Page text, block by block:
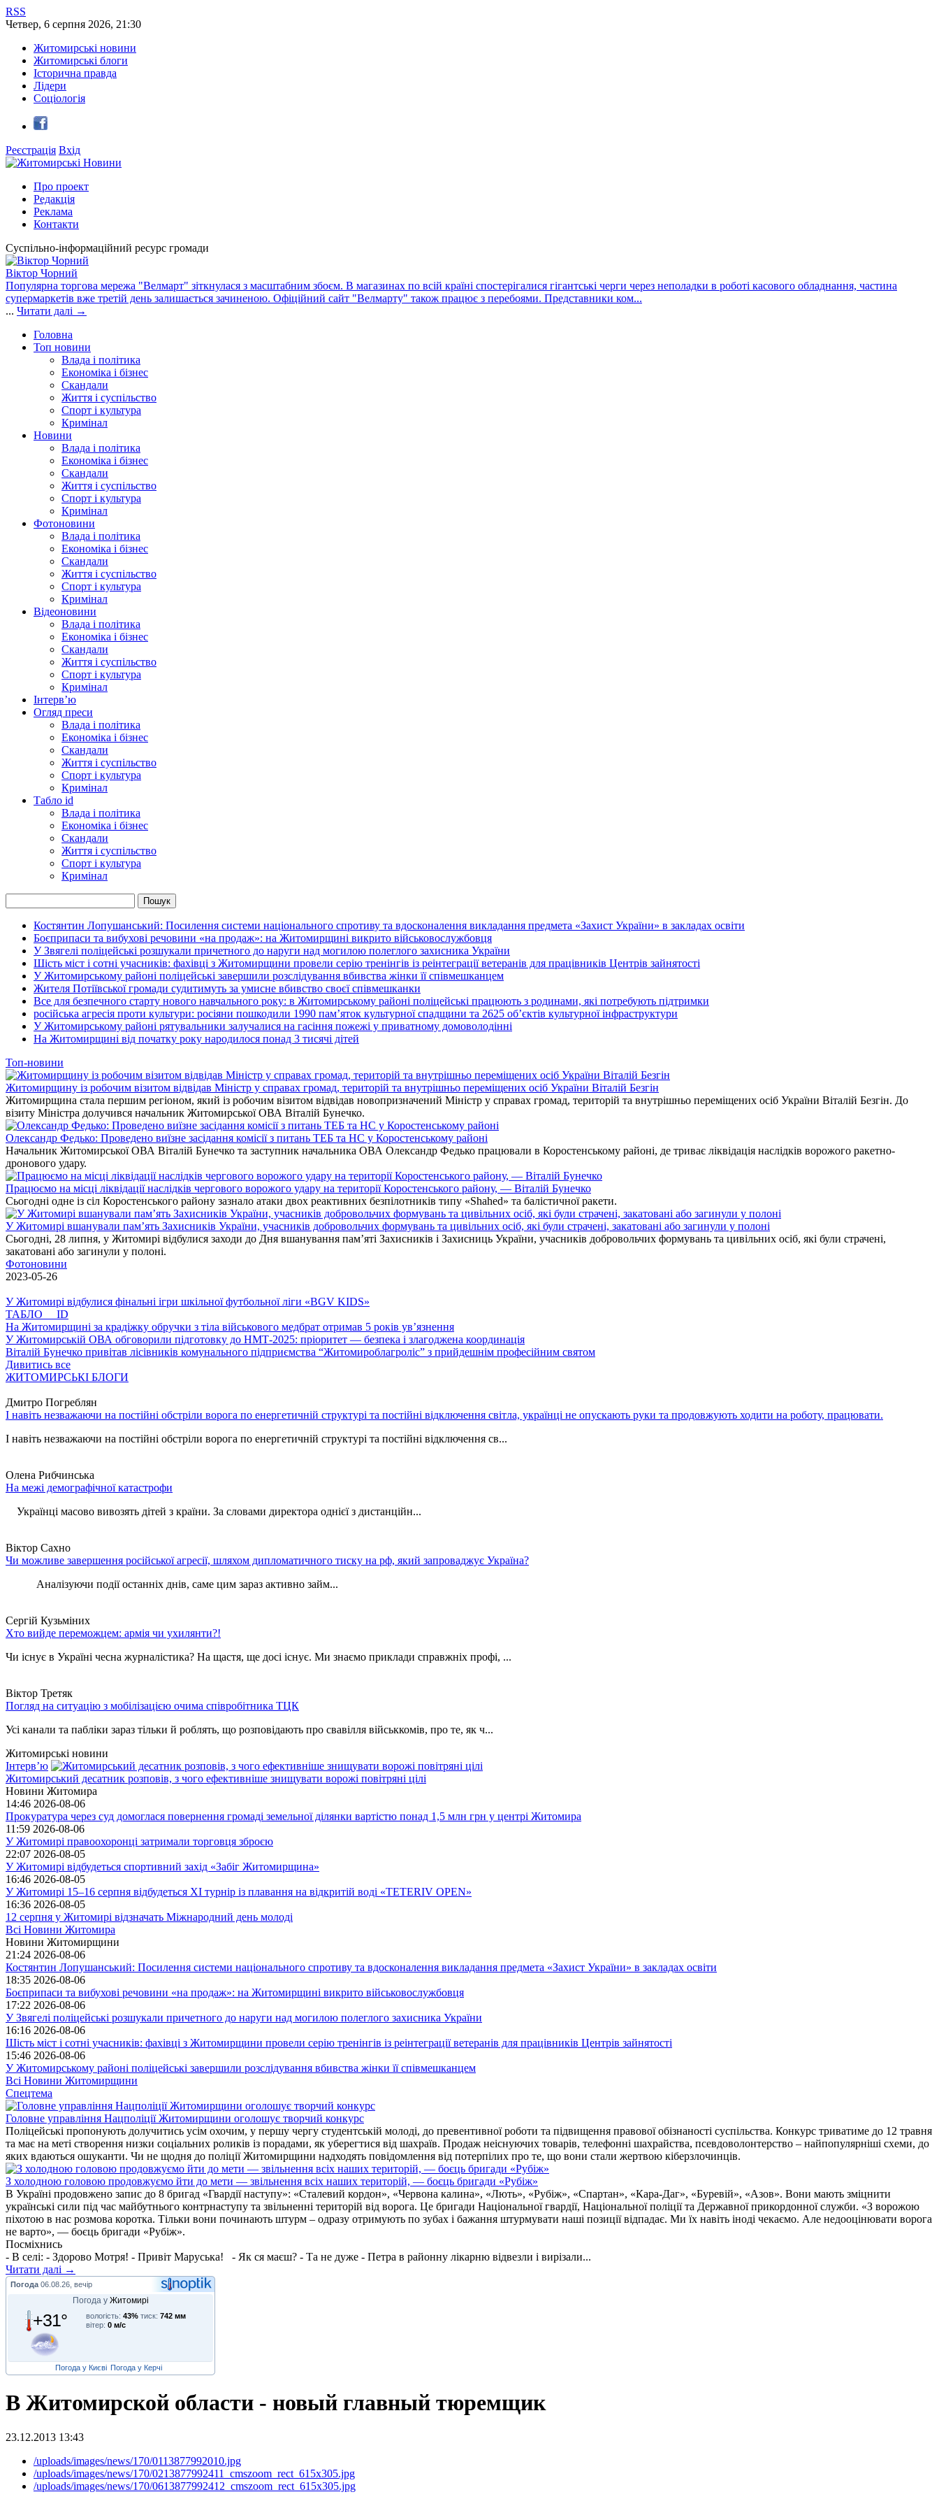
RSS
Четвер, 6 серпня 2026, 21:30
Житомирські новини
Житомирські блоги
Історична правда
Лідери
Соціологія
Реєстрація Вхід
Про проект
Редакція
Реклама
Контакти
Суспільно-інформаційний ресурс громади
Віктор Чорний
Популярна торгова мережа "Велмарт" зіткнулася з масштабним збоєм. В магазинах по всій країні спостерігалися гігантські черги через неполадки в роботі касового обладнання, частина
супермаркетів вже третій день залишається зачиненою. Офіційний сайт "Велмарту" також працює з перебоями. Представники ком...
... Читати далі →
Головна
Топ новини
Влада і політика
Економіка і бізнес
Скандали
Життя і суспільство
Спорт і культура
Кримінал
Новини
Влада і політика
Економіка і бізнес
Скандали
Життя і суспільство
Спорт і культура
Кримінал
Фотоновини
Влада і політика
Економіка і бізнес
Скандали
Життя і суспільство
Спорт і культура
Кримінал
Відеоновини
Влада і політика
Економіка і бізнес
Скандали
Життя і суспільство
Спорт і культура
Кримінал
Інтерв’ю
Огляд преси
Влада і політика
Економіка і бізнес
Скандали
Життя і суспільство
Спорт і культура
Кримінал
Табло id
Влада і політика
Економіка і бізнес
Скандали
Життя і суспільство
Спорт і культура
Кримінал
Костянтин Лопушанський: Посилення системи національного спротиву та вдосконалення викладання предмета «Захист України» в закладах освіти
Боєприпаси та вибухові речовини «на продаж»: на Житомирщині викрито військовослужбовця
У Звягелі поліцейські розшукали причетного до наруги над могилою полеглого захисника України
Шість міст і сотні учасників: фахівці з Житомирщини провели серію тренінгів із реінтеграції ветеранів для працівників Центрів зайнятості
У Житомирському районі поліцейські завершили розслідування вбивства жінки її співмешканцем
Жителя Потіївської громади судитимуть за умисне вбивство своєї співмешканки
Все для безпечного старту нового навчального року: в Житомирському районі поліцейські працюють з родинами, які потребують підтримки
російська агресія проти культури: росіяни пошкодили 1990 пам’яток культурної спадщини та 2625 об’єктів культурної інфраструктури
У Житомирському районі рятувальники залучалися на гасіння пожежі у приватному домоволодінні
На Житомирщині від початку року народилося понад 3 тисячі дітей
Топ-новини
Житомирщину із робочим візитом відвідав Міністр у справах громад, територій та внутрішньо переміщених осіб України Віталій Безгін
Житомирщина стала першим регіоном, який із робочим візитом відвідав новопризначений Міністр у справах громад, територій та внутрішньо переміщених осіб України Віталій Безгін. До
візиту Міністра долучився начальник Житомирської ОВА Віталій Бунечко.
Олександр Федько: Проведено виїзне засідання комісії з питань ТЕБ та НС у Коростенському районі
Начальник Житомирської ОВА Віталій Бунечко та заступник начальника ОВА Олександр Федько працювали в Коростенському районі, де триває ліквідація наслідків ворожого ракетно-
дронового удару.
Працюємо на місці ліквідації наслідків чергового ворожого удару на території Коростенського району, — Віталій Бунечко
Сьогодні одне із сіл Коростенського району зазнало атаки двох реактивних безпілотників типу «Shahed» та балістичної ракети.
У Житомирі вшанували пам’ять Захисників України, учасників добровольчих формувань та цивільних осіб, які були страчені, закатовані або загинули у полоні
Сьогодні, 28 липня, у Житомирі відбулися заходи до Дня вшанування пам’яті Захисників і Захисниць України, учасників добровольчих формувань та цивільних осіб, які були страчені,
закатовані або загинули у полоні.
Фотоновини
2023-05-26
У Житомирі відбулися фінальні ігри шкільної футбольної ліги «BGV KIDS»
ТАБЛО ID
На Житомирщині за крадіжку обручки з тіла військового медбрат отримав 5 років ув’язнення
У Житомирській ОВА обговорили підготовку до НМТ-2025: пріоритет — безпека і злагоджена координація
Віталій Бунечко привітав лісівників комунального підприємства “Житомироблагроліс” з прийдешнім професійним святом
Дивитись все
ЖИТОМИРСЬКІ БЛОГИ
Дмитро Погреблян
І навіть незважаючи на постійні обстріли ворога по енергетичній структурі та постійні відключення світла, українці не опускають руки та продовжують ходити на роботу, працювати.
І навіть незважаючи на постійні обстріли ворога по енергетичній структурі та постійні відключення св...
Олена Рибчинська
На межі демографічної катастрофи
Українці масово вивозять дітей з країни. За словами директора однієї з дистанційн...
Віктор Сахно
Чи можливе завершення російської агресії, шляхом дипломатичного тиску на рф, який запроваджує Україна?
Аналізуючи події останніх днів, саме цим зараз активно займ...
Сергій Кузьміних
Хто вийде переможцем: армія чи ухилянти?!
Чи існує в Україні чесна журналістика? На щастя, ще досі існує. Ми знаємо приклади справжніх профі, ...
Віктор Третяк
Погляд на ситуацію з мобілізацією очима співробітника ТЦК
Усі канали та пабліки зараз тільки й роблять, що розповідають про свавілля військкомів, про те, як ч...
Житомирські новини
Інтерв’ю
Житомирський десатник розповів, з чого ефективніше знищувати ворожі повітряні цілі
Новини Житомира
14:46 2026-08-06
Прокуратура через суд домоглася повернення громаді земельної ділянки вартістю понад 1,5 млн грн у центрі Житомира
11:59 2026-08-06
У Житомирі правоохоронці затримали торговця зброєю
22:07 2026-08-05
У Житомирі відбудеться спортивний захід «Забіг Житомирщина»
16:46 2026-08-05
У Житомирі 15–16 серпня відбудеться XI турнір із плавання на відкритій воді «TETERIV OPEN»
16:36 2026-08-05
12 серпня у Житомирі відзначать Міжнародний день молоді
Всі Новини Житомира
Новини Житомирщини
21:24 2026-08-06
Костянтин Лопушанський: Посилення системи національного спротиву та вдосконалення викладання предмета «Захист України» в закладах освіти
18:35 2026-08-06
Боєприпаси та вибухові речовини «на продаж»: на Житомирщині викрито військовослужбовця
17:22 2026-08-06
У Звягелі поліцейські розшукали причетного до наруги над могилою полеглого захисника України
16:16 2026-08-06
Шість міст і сотні учасників: фахівці з Житомирщини провели серію тренінгів із реінтеграції ветеранів для працівників Центрів зайнятості
15:46 2026-08-06
У Житомирському районі поліцейські завершили розслідування вбивства жінки її співмешканцем
Всі Новини Житомирщини
Спецтема
Головне управління Нацполіції Житомирщини оголошує творчий конкурс
Поліцейські пропонують долучитись усім охочим, у першу чергу студентській молоді, до превентивної роботи та підвищення правової обізнаності суспільства. Конкурс триватиме до 12 травня
та має на меті створення низки соціальних роликів із порадами, як уберегтися від шахраїв. Продаж неіснуючих товарів, телефонні шахрайства, псевдоволонтерство – найпопулярніші схеми, до
яких вдаються ошуканти. Чи не щодня до поліції Житомирщини надходять повідомлення від потерпілих про те, що вони стали жертвою кіберзлочинців.
З холодною головою продовжуємо йти до мети — звільнення всіх наших територій, — боєць бригади «Рубіж»
В Україні продовжено запис до 8 бригад «Гвардії наступу»: «Сталевий кордон», «Червона калина», «Лють», «Рубіж», «Спартан», «Кара-Даг», «Буревій», «Азов». Вони мають зміцнити
українські сили під час майбутнього контрнаступу та звільненні територій від ворога. Це бригади Національної гвардії, Національної поліції та Державної прикордонної служби. «З ворожою
піхотою в нас розмова коротка. Тільки вони починають штурм – одразу отримують по зубах і бажання штурмувати наші позиції відпадає. Ми їх навіть іноді чекаємо. Але недооцінювати ворога
не варто», — боєць бригади «Рубіж».
Посміхнись
- В селі: - Здорово Мотря! - Привіт Маруська! - Як ся маєш? - Та не дуже - Петра в районну лікарню відвезли і вирізали...
Читати далі →
Погода 06.08.26, вечір
Погода у Житомирі
+31° вологість: 43% тиск: 742 мм
вітер: 0 м/с
Погода у Києві Погода у Керчі
В Житомирской области - новый главный тюремщик
23.12.2013 13:43
/uploads/images/news/170/0113877992010.jpg
/uploads/images/news/170/0213877992411_cmszoom_rect_615x305.jpg
/uploads/images/news/170/0613877992412_cmszoom_rect_615x305.jpg